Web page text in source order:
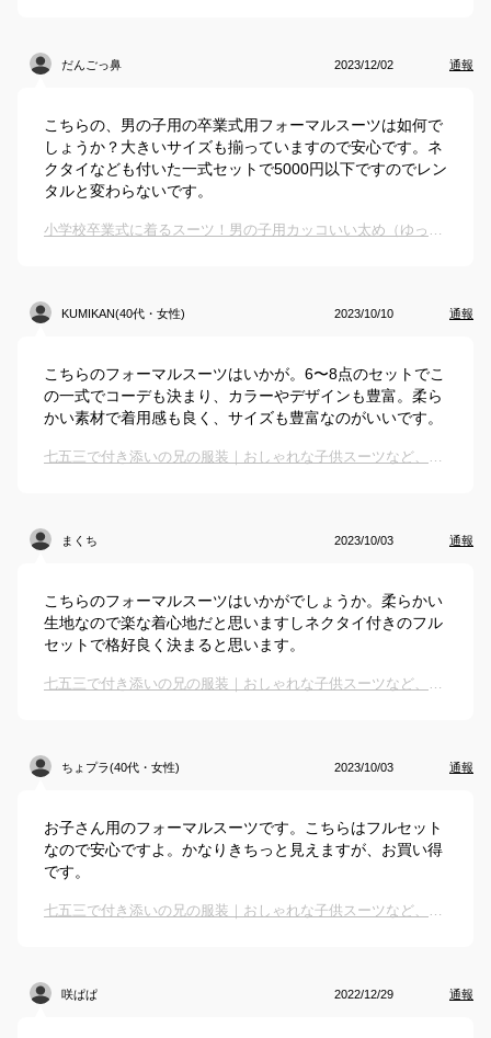
だんごっ鼻 2023/12/02 通報
こちらの、男の子用の卒業式用フォーマルスーツは如何で
しょうか？大きいサイズも揃っていますので安心です。ネ
クタイなども付いた一式セットで5000円以下ですのでレン
タルと変わらないです。
小学校卒業式に着るスーツ！男の子用カッコいい太め（ゆったりサイズ）は？
KUMIKAN(40代・女性) 2023/10/10 通報
こちらのフォーマルスーツはいかが。6〜8点のセットでこ
の一式でコーデも決まり、カラーやデザインも豊富。柔ら
かい素材で着用感も良く、サイズも豊富なのがいいです。
七五三で付き添いの兄の服装｜おしゃれな子供スーツなど、キッズフォーマルのおすすめは？
まくち 2023/10/03 通報
こちらのフォーマルスーツはいかがでしょうか。柔らかい
生地なので楽な着心地だと思いますしネクタイ付きのフル
セットで格好良く決まると思います。
七五三で付き添いの兄の服装｜おしゃれな子供スーツなど、キッズフォーマルのおすすめは？
ちょプラ(40代・女性) 2023/10/03 通報
お子さん用のフォーマルスーツです。こちらはフルセット
なので安心ですよ。かなりきちっと見えますが、お買い得
です。
七五三で付き添いの兄の服装｜おしゃれな子供スーツなど、キッズフォーマルのおすすめは？
咲ぱぱ 2022/12/29 通報